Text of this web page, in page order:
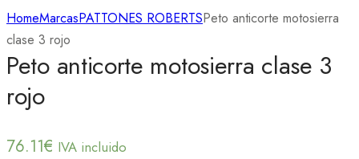
HomeMarcasPATTONES ROBERTSPeto anticorte motosierra
clase 3 rojo
Peto anticorte motosierra clase 3
rojo
76.11€ IVA incluido